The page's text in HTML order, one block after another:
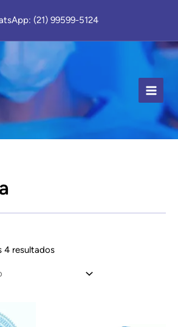
(21) 99599-5124
MAIN
4 resultados